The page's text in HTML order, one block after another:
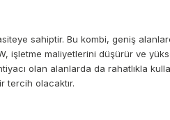
sahiptir. Bu kombi, geniş
işletme maliyetlerini düşürür ve
olan alanlarda da rahatlıkla
tercih olacaktır.